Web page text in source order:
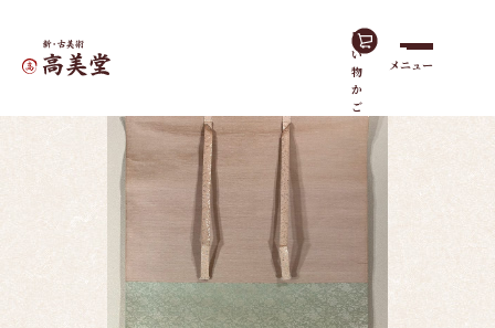
買
い
物
か
ご
メニュー
ホーム作品一覧